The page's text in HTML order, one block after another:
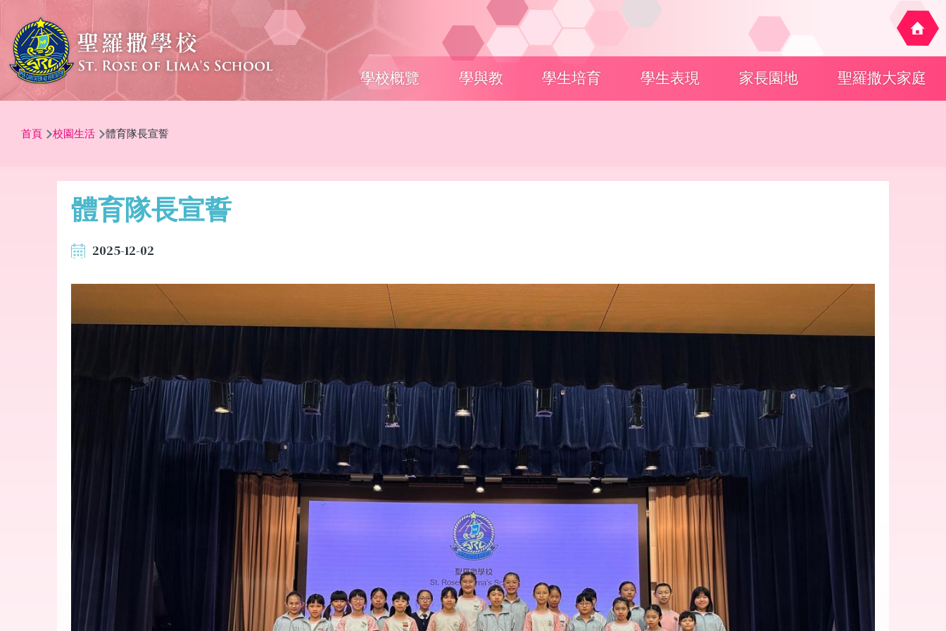
移至主內容
Main
navigation
學校概覽 學與教 學生培育 學生表現 家長園地 聖羅撒大家庭
航
首頁 校園生活 體育隊長宣誓
體育隊長宣誓
2025-12-02